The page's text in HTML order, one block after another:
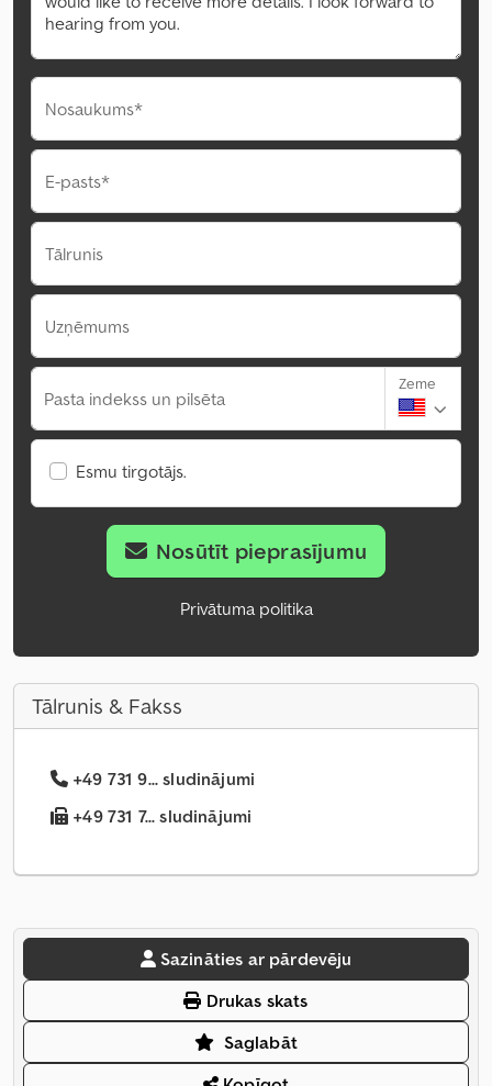
Nosaukums*
E-pasts*
Tālrunis
Uzņēmums
Pasta indekss un pilsēta
Zeme
Esmu tirgotājs.
Nosūtīt pieprasījumu
Privātuma politika
Tālrunis & Fakss
+49 731 9... sludinājumi
+49 731 7... sludinājumi
Sazināties ar pārdevēju
Drukas skats
Saglabāt